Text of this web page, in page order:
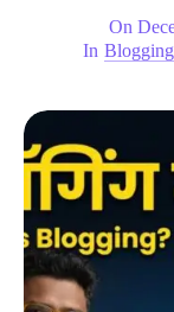
On
In